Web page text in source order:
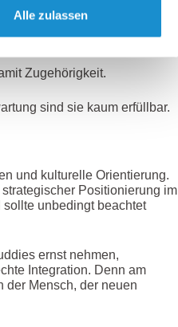
Alle zulassen
sicher, dass Wissen
um Missverständnisse oder
Zugehörigkeit.
sind sie kaum erfüllbar.
und kulturelle Orientierung.
Positionierung im
unbedingt beachtet
ernst nehmen,
Integration. Denn am
der Mensch, der neuen